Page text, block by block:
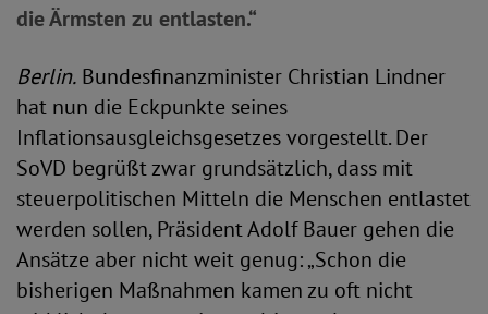
die Ärmsten zu entlasten.“
Berlin. Bundesfinanzminister Christian Lindner
hat nun die Eckpunkte seines
Inflationsausgleichsgesetzes vorgestellt. Der
SoVD begrüßt zwar grundsätzlich, dass mit
steuerpolitischen Mitteln die Menschen entlastet
werden sollen, Präsident Adolf Bauer gehen die
Ansätze aber nicht weit genug: „Schon die
bisherigen Maßnahmen kamen zu oft nicht